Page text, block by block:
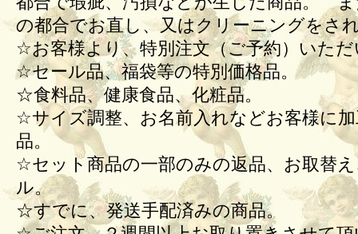
の都合でお直し、又はクリーニングをさ
☆お客様より、特別注文（ご予約）いた
☆セール品、福袋等の特別価格品。
☆食料品、健康食品、化粧品。
☆サイズ調整、お名前入れなどお客様に
品。
☆セット商品の一部のみの返品、お取替
ル。
☆すでに、発送手配済みの商品。